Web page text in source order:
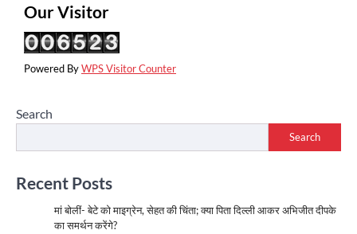
Our Visitor
Powered ByWPS Visitor Counter
Search
Search
Recent Posts
मां बोलीं- बेटे को माइग्रेन, सेहत की चिंता; क्या पिता दिल्ली आकर अभिजीत दीपके
का समर्थन करेंगे?